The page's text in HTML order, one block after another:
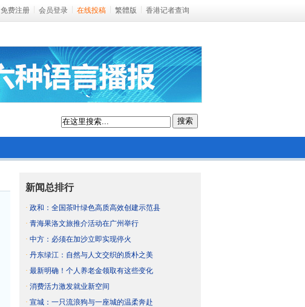
免费注册 会员登录 在线投稿 繁體版 香港记者查询
搜索
新闻总排行
· 政和：全国茶叶绿色高质高效创建示范县
· 青海果洛文旅推介活动在广州举行
· 中方：必须在加沙立即实现停火
· 丹东绿江：自然与人文交织的质朴之美
· 最新明确！个人养老金领取有这些变化
· 消费活力激发就业新空间
· 宣城：一只流浪狗与一座城的温柔奔赴